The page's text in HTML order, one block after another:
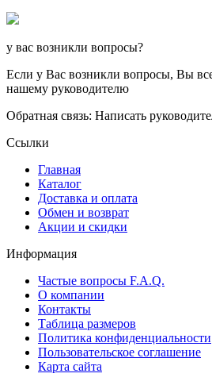
у вас возникли вопросы?
Если у Вас возникли вопросы, Вы
нашему руководителю
Обратная связь: Написать
Ссылки
Главная
Каталог
Доставка и оплата
Обмен и возврат
Акции и скидки
Информация
Частые вопросы F.A.Q.
О компании
Контакты
Таблица размеров
Политика конфиденциальности
Пользовательское соглашение
Карта сайта